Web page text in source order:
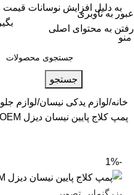
عبور به ناوبری
رفتن به محتوای اصلی
به دلیل افزایش نوسانات
منو
جستجو
خانه لوازم یدکی نیسان لوازم
پمپ کلاج پایین نیسان دیزل OEM
-1%